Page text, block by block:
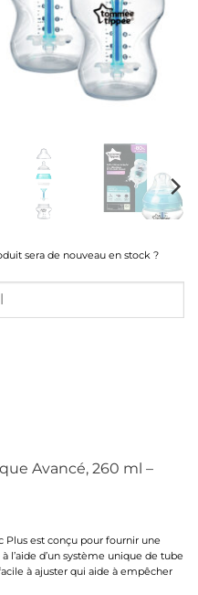
Avancé, 260 ml –
Plus est conçu pour fournir une
d’un système unique de tube
à ajuster qui aide à empêcher
sera de nouveau en stock ?